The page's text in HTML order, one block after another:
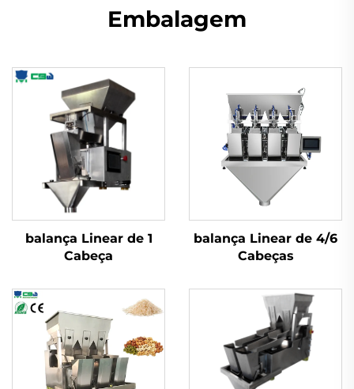
Embalagem
balança Linear de 1
Cabeça
balança Linear de 4/6
Cabeças